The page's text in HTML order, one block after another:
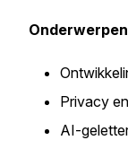
Onderwerpen
Privacy
AI-